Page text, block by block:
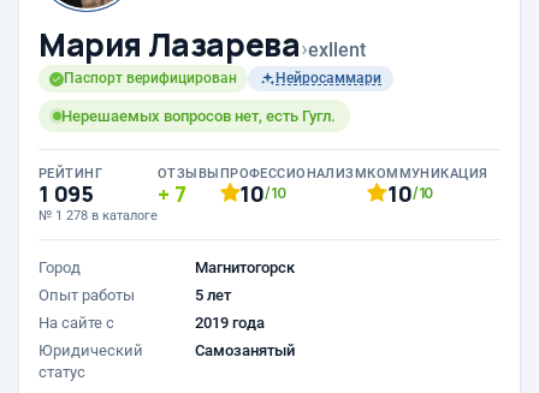
Мария Лазарева›exllent
Паспорт верифицирован Нейросаммари
Нерешаемых вопросов нет, есть Гугл.
РЕЙТИНГ
1 095
№ 1 278 в каталоге
ОТЗЫВЫ
7
ПРОФЕССИОНАЛИЗМ
10/10
КОММУНИКАЦИЯ
10/10
Город
Магнитогорск
Опыт работы
5 лет
На сайте с
2019 года
Юридический
статус
Самозанятый